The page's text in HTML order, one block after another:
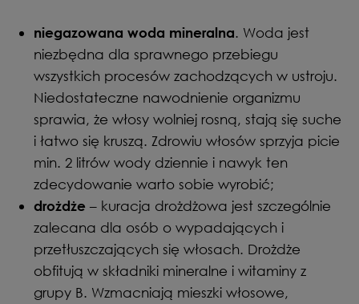
niegazowana woda mineralna. Woda jest
niezbędna dla sprawnego przebiegu
wszystkich procesów zachodzących w ustroju.
Niedostateczne nawodnienie organizmu
sprawia, że włosy wolniej rosną, stają się suche
i łatwo się kruszą. Zdrowiu włosów sprzyja picie
min. 2 litrów wody dziennie i nawyk ten
zdecydowanie warto sobie wyrobić;
drożdże – kuracja drożdżowa jest szczególnie
zalecana dla osób o wypadających i
przetłuszczających się włosach. Drożdże
obfitują w składniki mineralne i witaminy z
grupy B. Wzmacniają mieszki włosowe,